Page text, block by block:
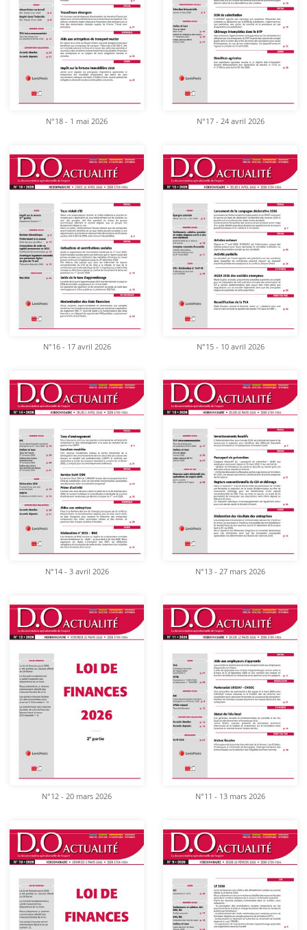
N°18 - 1 mai 2026 N°17 - 24 avril 2026
N°16 - 17 avril 2026 N°15 - 10 avril 2026
N°14 - 3 avril 2026 N°13 - 27 mars 2026
N°12 - 20 mars 2026 N°11 - 13 mars 2026